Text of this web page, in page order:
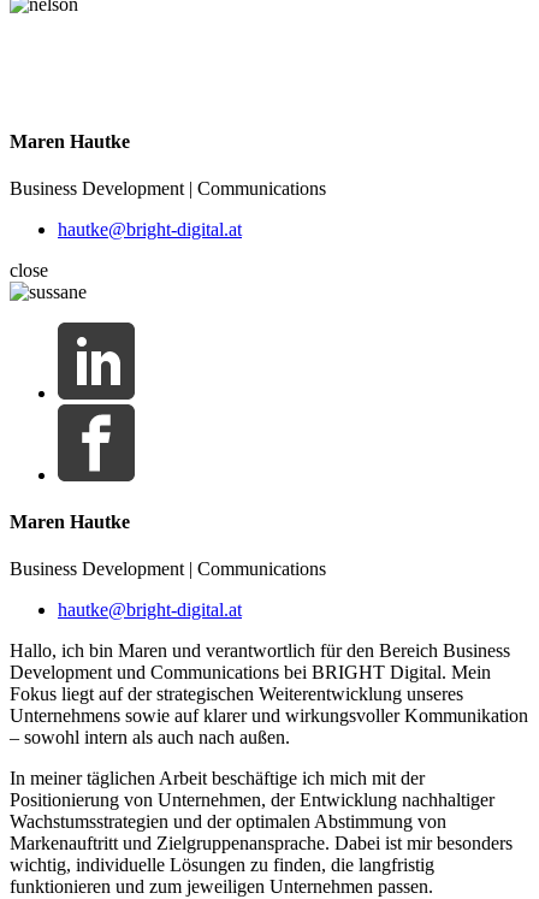
Maren Hautke
Business Development | Communications
hautke@bright-digital.at
close
Maren Hautke
Business Development | Communications
hautke@bright-digital.at
Hallo, ich bin Maren und verantwortlich für den Bereich Business
Development und Communications bei BRIGHT Digital. Mein
Fokus liegt auf der strategischen Weiterentwicklung unseres
Unternehmens sowie auf klarer und wirkungsvoller Kommunikation
– sowohl intern als auch nach außen.
In meiner täglichen Arbeit beschäftige ich mich mit der
Positionierung von Unternehmen, der Entwicklung nachhaltiger
Wachstumsstrategien und der optimalen Abstimmung von
Markenauftritt und Zielgruppenansprache. Dabei ist mir besonders
wichtig, individuelle Lösungen zu finden, die langfristig
funktionieren und zum jeweiligen Unternehmen passen.